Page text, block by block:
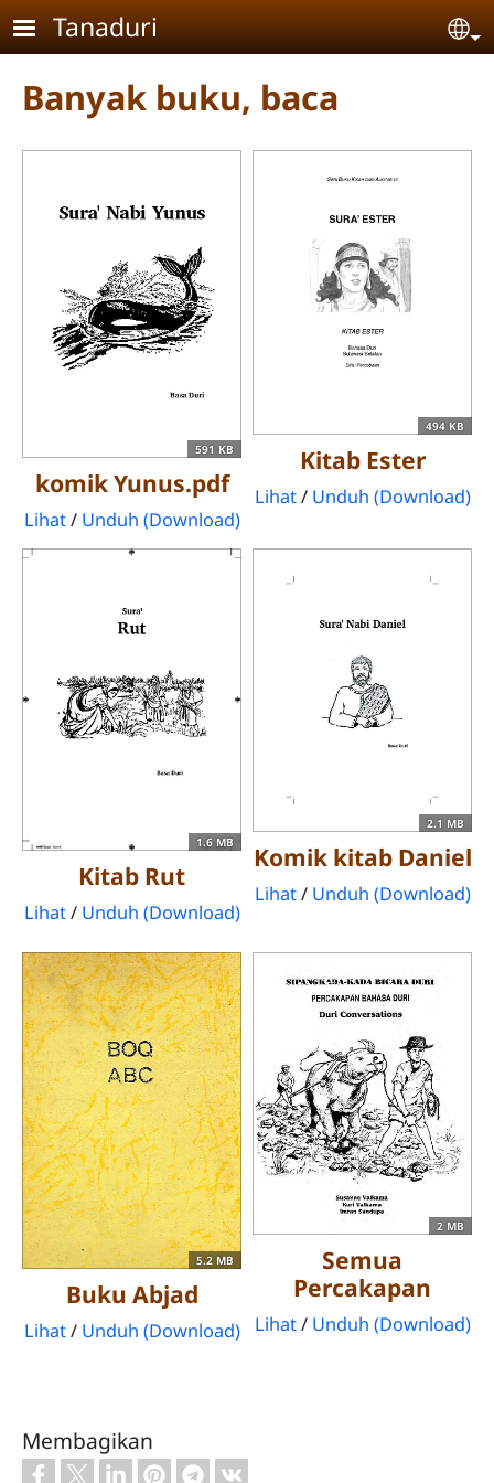
Skip to main content
Tanaduri
Banyak buku, baca
591 KB
komik Yunus.pdf
Lihat/ Unduh (Download)
494 KB
Kitab Ester
Lihat/ Unduh (Download)
1.6 MB
Kitab Rut
Lihat/ Unduh (Download)
2.1 MB
Komik kitab Daniel
Lihat/ Unduh (Download)
5.2 MB
Buku Abjad
Lihat/ Unduh (Download)
2 MB
Semua
Percakapan
Lihat/ Unduh (Download)
Membagikan